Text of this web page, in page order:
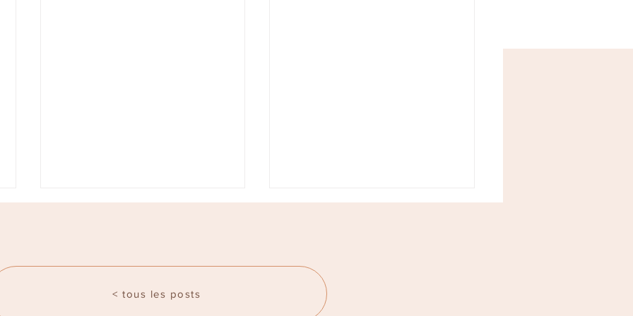
< tous les posts